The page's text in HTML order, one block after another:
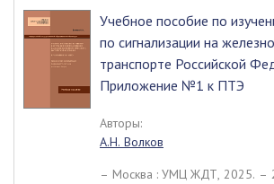
Учебное пособие по
по сигнализации на
транспорте Российской
Приложение №1 к ПТЭ
Авторы:
А.Н. Волков
– Москва : УМЦ ЖДТ, 2025. –